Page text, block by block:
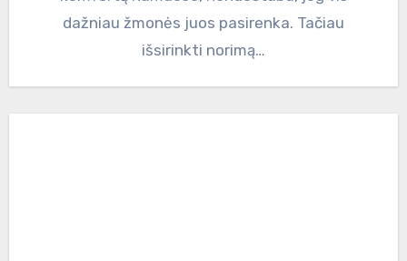
dažniau žmonės juos pasirenka. Tačiau
išsirinkti norimą…